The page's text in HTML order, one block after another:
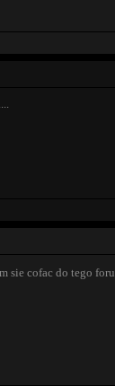
sie cofac do tego